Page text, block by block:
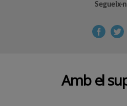
Segueix-
Amb el